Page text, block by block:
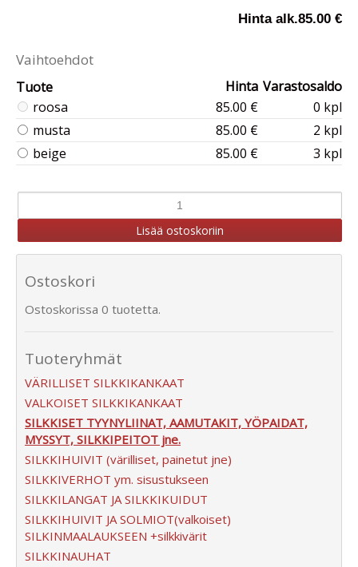
Hinta alk.85.00 €
Vaihtoehdot
Tuote Hinta Varastosaldo
roosa
85.00 €
0 kpl
musta
85.00 €
2 kpl
beige
85.00 € 3 kpl
Ostoskori
Ostoskorissa 0 tuotetta.
Tuoteryhmät
VÄRILLISET SILKKIKANKAAT
VALKOISET SILKKIKANKAAT
SILKKISET TYYNYLIINAT, AAMUTAKIT, YÖPAIDAT,
MYSSYT, SILKKIPEITOT jne.
SILKKIHUIVIT (värilliset, painetut jne)
SILKKIVERHOT ym. sisustukseen
SILKKILANGAT JA SILKKIKUIDUT
SILKKIHUIVIT JA SOLMIOT(valkoiset)
SILKINMAALAUKSEEN +silkkivärit
SILKKINAUHAT